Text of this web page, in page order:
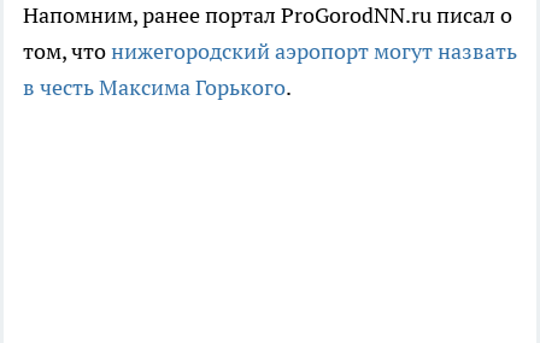
Напомним, ранее портал ProGorodNN.ru писал о
том, чтонижегородский аэропорт могут назвать
в честь Максима Горького.